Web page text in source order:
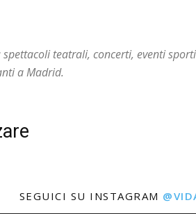
teatrali, concerti, eventi
a Madrid.
SEGUICI SU INSTAGRAM